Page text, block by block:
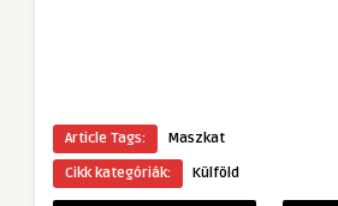
Article Tags:
Maszkat
Cikk kategóriák:
Külföld